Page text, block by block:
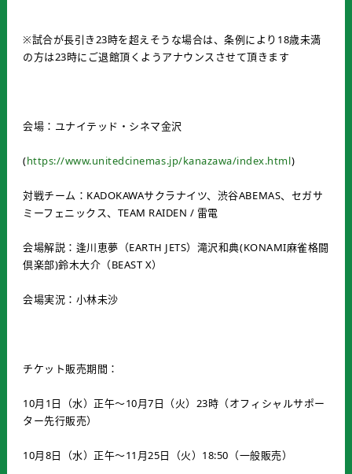
※試合が長引き23時を超えそうな場合は、条例により18歳未満
の方は23時にご退館頂くようアナウンスさせて頂きます
会場：ユナイテッド・シネマ金沢
(https://www.unitedcinemas.jp/kanazawa/index.html)
対戦チーム：KADOKAWAサクラナイツ、渋谷ABEMAS、セガサ
ミーフェニックス、TEAM RAIDEN / 雷電
会場解説：逢川恵夢（EARTH JETS）滝沢和典(KONAMI麻雀格闘
倶楽部)鈴木大介（BEAST X）
会場実況：小林未沙
チケット販売期間：
10月1日（水）正午～10月7日（火）23時（オフィシャルサポー
ター先行販売）
10月8日（水）正午～11月25日（火）18:50（一般販売）